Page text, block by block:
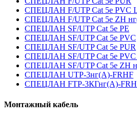
СПЕЦЛАН F/UTP Cat 5e PVC
СПЕЦЛАН F/UTP Cat 5e ZH
СПЕЦЛАН SF/UTP Cat 5e PE
СПЕЦЛАН SF/UTP Cat 5e PVC
СПЕЦЛАН SF/UTP Cat 5e PUR
СПЕЦЛАН SF/UTP Cat 5e PVC
СПЕЦЛАН SF/UTP Cat 5e ZH
СПЕЦЛАН UTP-3нг(А)-FRHF
СПЕЦЛАН FTP-3КГнг(А)-
Монтажный кабель